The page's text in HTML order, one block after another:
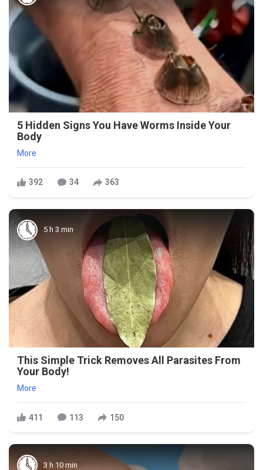
5 Hidden Signs You Have Worms Inside Your
Body
More
392 34 363
5 h 3 min
This Simple Trick Removes All Parasites From
Your Body!
More
411 113 150
3 h 10 min